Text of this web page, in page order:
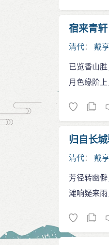
宿来青轩
清代： 戴亨
已览香山
月色缘阶
归自长
清代： 戴亨
芳径转幽
滩响疑来雨